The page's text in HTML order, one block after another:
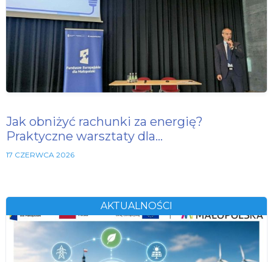
Jak obniżyć rachunki za energię?
Praktyczne warsztaty dla…
17 CZERWCA 2026
AKTUALNOŚCI